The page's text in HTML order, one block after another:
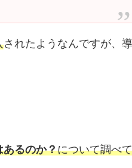
されたようなんですが、導
あるのか？について調べて